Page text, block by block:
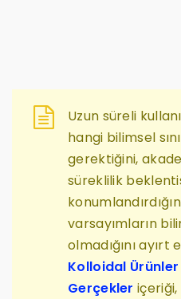
Uzun süreli
hangi bilimsel
gerektiğini,
süreklilik
varsayımların
olmadığını
Kolloidal
Gerçekler içeriği,